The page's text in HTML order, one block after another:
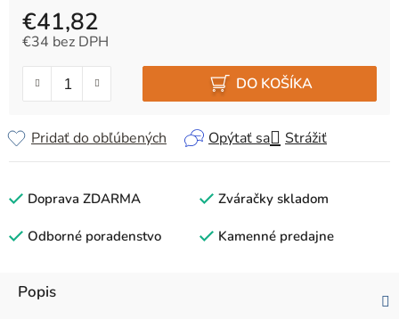
€41,82
€34 bez DPH
DO KOŠÍKA
Opýtať sa Strážiť
Pridať do obľúbených
Doprava ZDARMA Zváračky skladom
Odborné poradenstvo Kamenné predajne
Popis